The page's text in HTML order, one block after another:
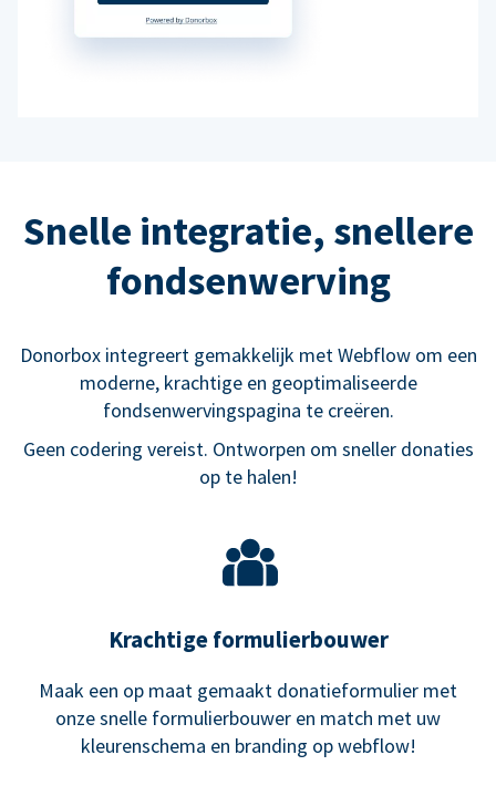
Snelle integratie, snellere
fondsenwerving
Donorbox integreert gemakkelijk met Webflow om een
moderne, krachtige en geoptimaliseerde
fondsenwervingspagina te creëren.
Geen codering vereist. Ontworpen om sneller donaties
op te halen!
Krachtige formulierbouwer
Maak een op maat gemaakt donatieformulier met
onze snelle formulierbouwer en match met uw
kleurenschema en branding op webflow!